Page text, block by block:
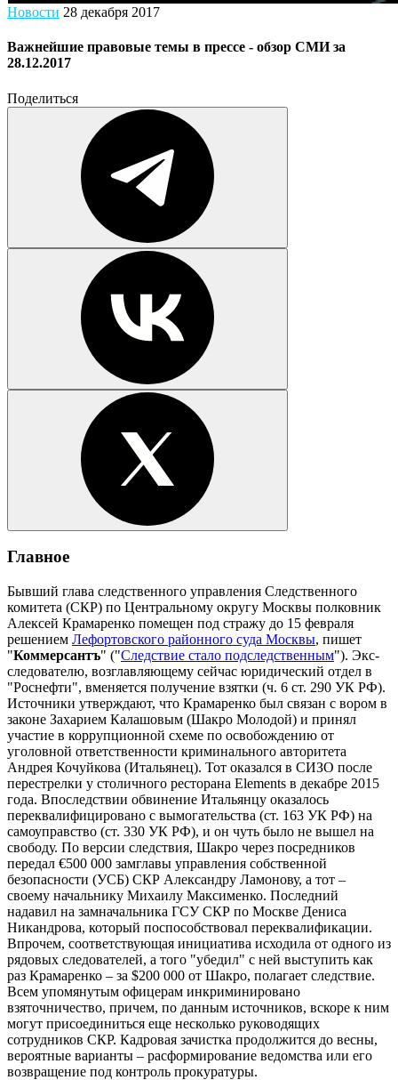
Новости 28 декабря 2017
Важнейшие правовые темы в прессе - обзор СМИ за
28.12.2017
Поделиться
Главное
Бывший глава следственного управления Следственного
комитета (СКР) по Центральному округу Москвы полковник
Алексей Крамаренко помещен под стражу до 15 февраля
решением Лефортовского районного суда Москвы, пишет
"Коммерсантъ" ("Следствие стало подследственным"). Экс-
следователю, возглавляющему сейчас юридический отдел в
"Роснефти", вменяется получение взятки (ч. 6 ст. 290 УК РФ).
Источники утверждают, что Крамаренко был связан с вором в
законе Захарием Калашовым (Шакро Молодой) и принял
участие в коррупционной схеме по освобождению от
уголовной ответственности криминального авторитета
Андрея Кочуйкова (Итальянец). Тот оказался в СИЗО после
перестрелки у столичного ресторана Elements в декабре 2015
года. Впоследствии обвинение Итальянцу оказалось
переквалифицировано с вымогательства (ст. 163 УК РФ) на
самоуправство (ст. 330 УК РФ), и он чуть было не вышел на
свободу. По версии следствия, Шакро через посредников
передал €500 000 замглавы управления собственной
безопасности (УСБ) СКР Александру Ламонову, а тот –
своему начальнику Михаилу Максименко. Последний
надавил на замначальника ГСУ СКР по Москве Дениса
Никандрова, который поспособствовал переквалификации.
Впрочем, соответствующая инициатива исходила от одного из
рядовых следователей, а того "убедил" с ней выступить как
раз Крамаренко – за $200 000 от Шакро, полагает следствие.
Всем упомянутым офицерам инкриминировано
взяточничество, причем, по данным источников, вскоре к ним
могут присоединиться еще несколько руководящих
сотрудников СКР. Кадровая зачистка продолжится до весны,
вероятные варианты – расформирование ведомства или его
возвращение под контроль прокуратуры.